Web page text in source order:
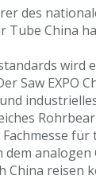
des
Tube China
wird
Saw EXPO